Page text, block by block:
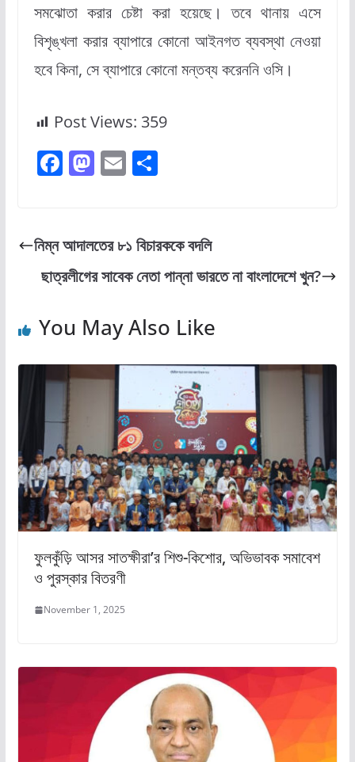
সমঝোতা করার চেষ্টা করা হয়েছে। তবে থানায় এসে
বিশৃঙ্খলা করার ব্যাপারে কোনো আইনগত ব্যবস্থা নেওয়া
হবে কিনা, সে ব্যাপারে কোনো মন্তব্য করেননি ওসি।
Post Views: 359
F
e
b
o
k
M
o
d
o
n
E
l
S
e
নিম্ন আদালতের ৮১ বিচারককে বদলি
ছাত্রলীগের সাবেক নেতা পান্না ভারতে না বাংলাদেশে খুন?
You May Also Like
ফুলকুঁড়ি আসর সাতক্ষীরা’র শিশু-কিশোর, অভিভাবক সমাবেশ
ও পুরস্কার বিতরণী
November 1, 2025